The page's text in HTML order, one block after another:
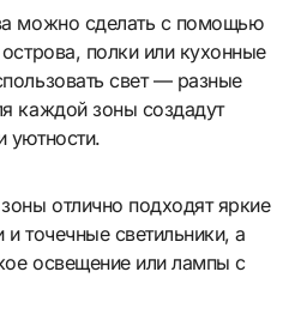
можно сделать с помощью
полки или кухонные
свет — разные
каждой зоны создадут
уютности.
отлично подходят яркие
точечные светильники, а
освещение или лампы с